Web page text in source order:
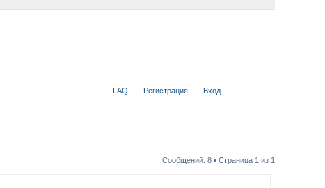
FAQ Регистрация Вход
Сообщений: 8 • Страница 1 из 1